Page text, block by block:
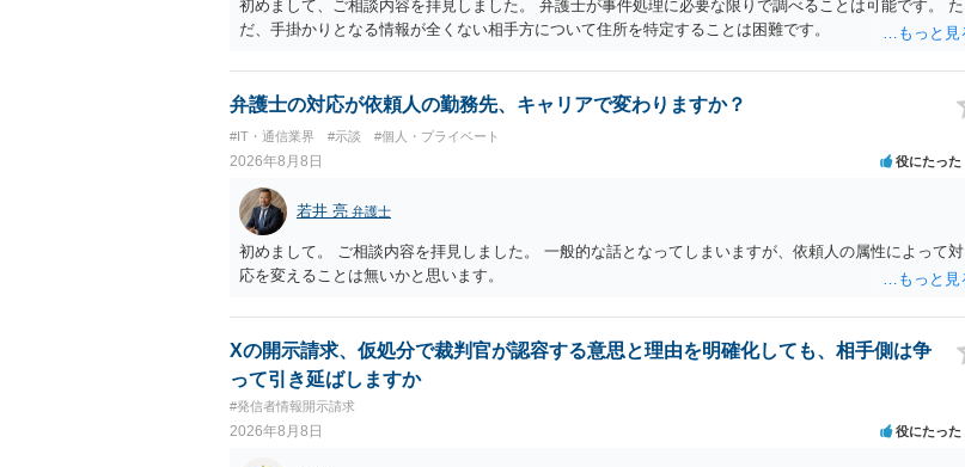
初めまして、ご相談内容を拝見しました。 弁護士が事件処理に必要な限りで調べることは可能です。 た
だ、手掛かりとなる情報が全くない相手方について住所を特定することは困難です。
弁護士の対応が依頼人の勤務先、キャリアで変わりますか？
#IT・通信業界 #示談 #個人・プライベート
2026年8月8日 役にたった
若井 亮 弁護士
初めまして。 ご相談内容を拝見しました。 一般的な話となってしまいますが、依頼人の属性によって対
応を変えることは無いかと思います。
Xの開示請求、仮処分で裁判官が認容する意思と理由を明確化しても、相手側は争
って引き延ばしますか
#発信者情報開示請求
2026年8月8日 役にたった